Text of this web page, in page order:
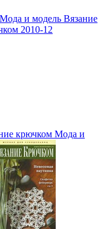
Мода и модель Вязание
2010-12
крючком Мода и